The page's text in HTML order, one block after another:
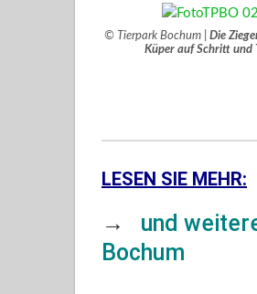
© Tierpark Bochum | Die
Küper auf Schritt und
LESEN SIE MEHR:
→ und
Bochum